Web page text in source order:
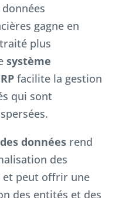
gagne en
plus
système
facilite la gestion
qui sont
donnéesrend
des
et peut offrir une
des entités et des